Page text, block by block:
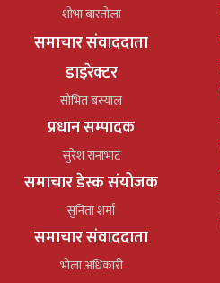
शोभा बास्तोला
समाचार संवाददाता
डाइरेक्टर
सोभित बस्याल
प्रधान सम्पादक
सुरेश रानाभाट
समाचार डेस्क संयोजक
सुनिता शर्मा
समाचार संवाददाता
भोला अधिकारी